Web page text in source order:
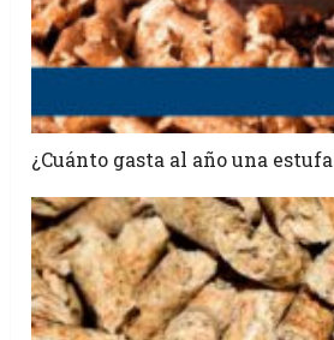
¿Cuánto gasta al año una